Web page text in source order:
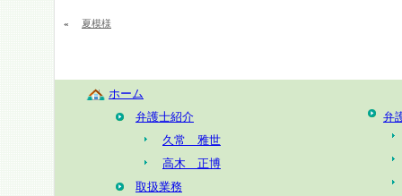
« 夏模様
ホーム
弁護士紹介
久常 雅世
高木 正博
取扱業務
弁